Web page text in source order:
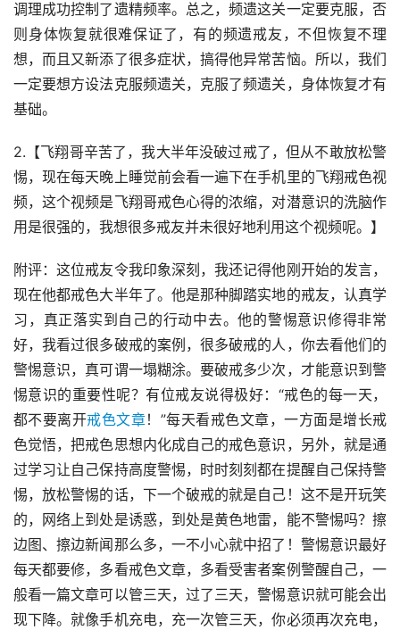
调理成功控制了遗精频率。总之，频遗这关一定要克服，否
则身体恢复就很难保证了，有的频遗戒友，不但恢复不理
想，而且又新添了很多症状，搞得他异常苦恼。所以，我们
一定要想方设法克服频遗关，克服了频遗关，身体恢复才有
基础。
2.【飞翔哥辛苦了，我大半年没破过戒了，但从不敢放松警
惕，现在每天晚上睡觉前会看一遍下在手机里的飞翔戒色视
频，这个视频是飞翔哥戒色心得的浓缩，对潜意识的洗脑作
用是很强的，我想很多戒友并未很好地利用这个视频呢。】
附评：这位戒友令我印象深刻，我还记得他刚开始的发言，
现在他都戒色大半年了。他是那种脚踏实地的戒友，认真学
习，真正落实到自己的行动中去。他的警惕意识修得非常
好，我看过很多破戒的案例，很多破戒的人，你去看他们的
警惕意识，真可谓一塌糊涂。要破戒多少次，才能意识到警
惕意识的重要性呢？有位戒友说得极好：“戒色的每一天，
都不要离开戒色文章！”每天看戒色文章，一方面是增长戒
色觉悟，把戒色思想内化成自己的戒色意识，另外，就是通
过学习让自己保持高度警惕，时时刻刻都在提醒自己保持警
惕，放松警惕的话，下一个破戒的就是自己！这不是开玩笑
的，网络上到处是诱惑，到处是黄色地雷，能不警惕吗？擦
边图、擦边新闻那么多，一不小心就中招了！警惕意识最好
每天都要修，多看戒色文章，多看受害者案例警醒自己，一
般看一篇文章可以管三天，过了三天，警惕意识就可能会出
现下降。就像手机充电，充一次管三天，你必须再次充电，